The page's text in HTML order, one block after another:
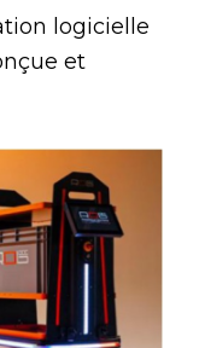
logicielle
et